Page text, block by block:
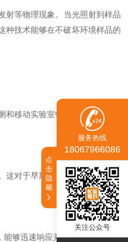
射等物理现象。当光照射到样品
种技术能够在不破坏环境样品的
移动实验室中，极大提高了环
对于早期发现环境污染和评估
够迅速响应并采取相应措施。
服务热线
18067966086
关注公众号
点
击
隐
藏